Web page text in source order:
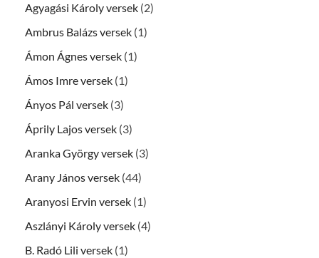
Agyagási Károly versek (2)
Ambrus Balázs versek (1)
Ámon Ágnes versek (1)
Ámos Imre versek (1)
Ányos Pál versek (3)
Áprily Lajos versek (3)
Aranka György versek (3)
Arany János versek (44)
Aranyosi Ervin versek (1)
Aszlányi Károly versek (4)
B. Radó Lili versek (1)